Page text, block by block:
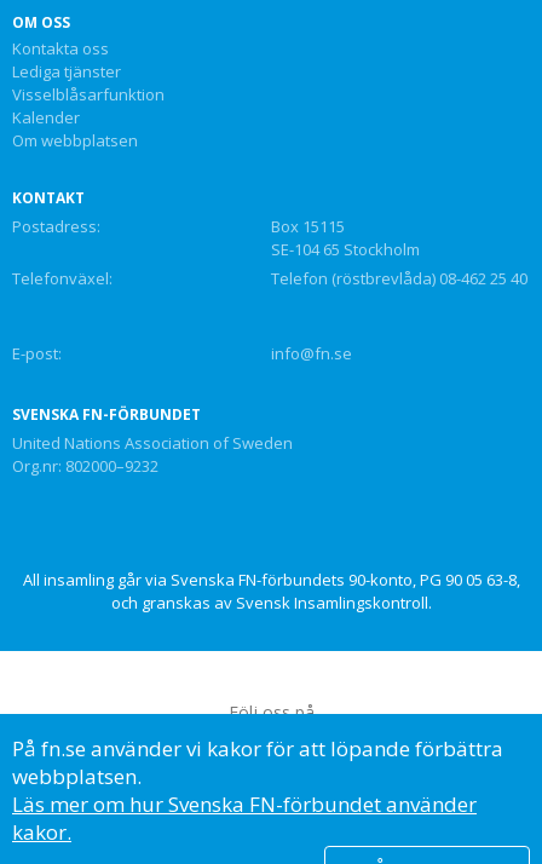
OM OSS
Kontakta oss
Lediga tjänster
Visselblåsarfunktion
Kalender
Om webbplatsen
KONTAKT
Postadress:
Box 15115
SE-104 65 Stockholm
Telefonväxel:
Telefon (röstbrevlåda) 08-462 25 40
E-post: info@fn.se
SVENSKA FN-FÖRBUNDET
United Nations Association of Sweden
Org.nr: 802000–9232
All insamling går via Svenska FN-förbundets 90-konto, PG 90 05 63-8,
och granskas av Svensk Insamlingskontroll.
Följ oss på
© Svenska FN-förbundet, 2023
På fn.se använder vi kakor för att löpande förbättra
webbplatsen.
Läs mer om hur Svenska FN-förbundet använder
kakor.